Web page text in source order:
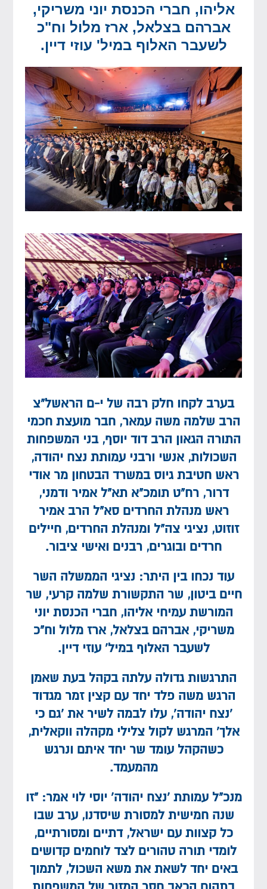
אליהו, חברי הכנסת יוני משריקי,
אברהם בצלאל, ארז מלול וח"כ
לשעבר האלוף במיל' עוזי דיין.
בערב לקחו חלק רבה של י-ם הראשל”צ
הרב שלמה משה עמאר, חבר מועצת חכמי
התורה הגאון הרב דוד יוסף, בני המשפחות
השכולות, אנשי ורבני עמותת נצח יהודה,
ראש חטיבת גיוס במשרד הבטחון מר אודי
דרור, רח”ט תומכ”א תא”ל אמיר ודמני,
ראש מנהלת החרדים סא”ל הרב אמיר
זוזוט, נציגי צה”ל ומנהלת החרדים, חיילים
חרדים ובוגרים, רבנים ואישי ציבור.
עוד נכחו בין היתר: נציגי הממשלה השר
חיים ביטון, שר התקשורת שלמה קרעי, שר
המורשת עמיחי אליהו, חברי הכנסת יוני
משריקי, אברהם בצלאל, ארז מלול וח”כ
לשעבר האלוף במיל’ עוזי דיין.
התרגשות גדולה עלתה בקהל בעת שאמן
הרגש משה פלד יחד עם קצין זמר מגדוד
‘נצח יהודה’, עלו לבמה לשיר את ‘גם כי
אלך’ המרגש לקול צלילי מקהלה ווקאלית,
כשהקהל עומד שר יחד איתם ונרגש
מהמעמד.
מנכ”ל עמותת ‘נצח יהודה’ יוסי לוי אמר: “זו
שנה חמישית למסורת שיסדנו, ערב שבו
כל קצוות עם ישראל, דתיים ומסורתיים,
לומדי תורה טהורים לצד לוחמים קדושים
באים יחד לשאת את משא השכול, לתמוך